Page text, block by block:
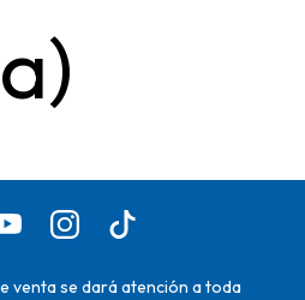
a)
venta se dará atención a toda